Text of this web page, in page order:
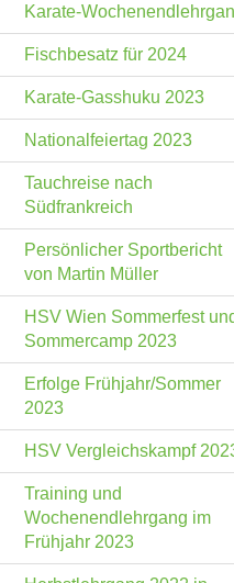
Karate-
Fischbesatz für 2024
Karate-Gasshuku 2023
Nationalfeiertag 2023
Tauchreise nach
Südfrankreich
Persönlicher Sportbericht
von Martin Müller
HSV Wien Sommerfest
Sommercamp 2023
Erfolge Frühjahr/Sommer
2023
HSV Vergleichskampf
Training und
Wochenendlehrgang im
Frühjahr 2023